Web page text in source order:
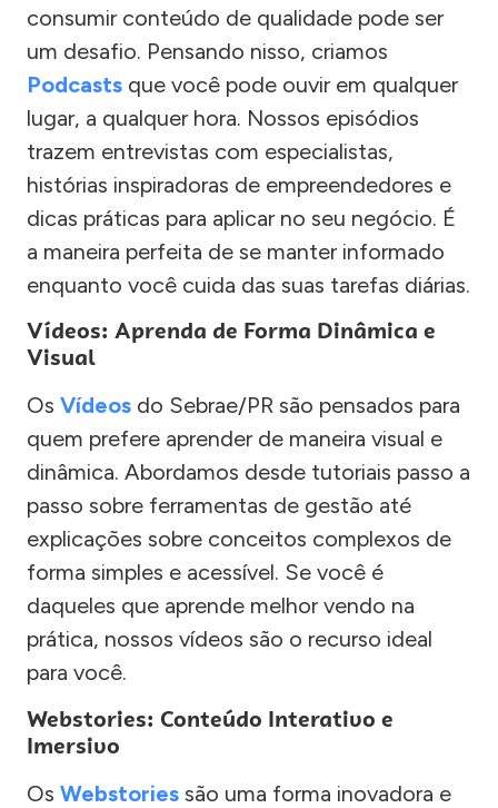
consumir conteúdo de qualidade pode ser
um desafio. Pensando nisso, criamos
Podcasts que você pode ouvir em qualquer
lugar, a qualquer hora. Nossos episódios
trazem entrevistas com especialistas,
histórias inspiradoras de empreendedores e
dicas práticas para aplicar no seu negócio. É
a maneira perfeita de se manter informado
enquanto você cuida das suas tarefas diárias.
Vídeos: Aprenda de Forma Dinâmica e
Visual
Os Vídeos do Sebrae/PR são pensados para
quem prefere aprender de maneira visual e
dinâmica. Abordamos desde tutoriais passo a
passo sobre ferramentas de gestão até
explicações sobre conceitos complexos de
forma simples e acessível. Se você é
daqueles que aprende melhor vendo na
prática, nossos vídeos são o recurso ideal
para você.
Webstories: Conteúdo Interativo e
Imersivo
Os Webstories são uma forma inovadora e